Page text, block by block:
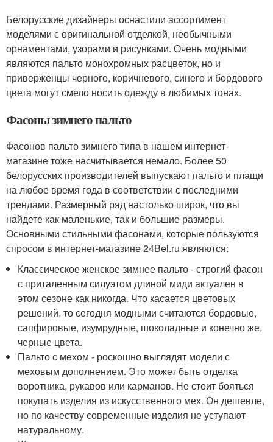
Белорусские дизайнеры оснастили ассортимент
моделями с оригинальной отделкой, необычными
орнаментами, узорами и рисунками. Очень модными
являются пальто монохромных расцветок, но и
приверженцы черного, коричневого, синего и бордового
цвета могут смело носить одежду в любимых тонах.
Фасоны зимнего пальто
Фасонов пальто зимнего типа в нашем интернет-
магазине тоже насчитывается немало. Более 50
белорусских производителей выпускают пальто и плащи
на любое время года в соответствии с последними
трендами. Размерный ряд настолько широк, что вы
найдете как маленькие, так и большие размеры.
Основными стильными фасонами, которые пользуются
спросом в интернет-магазине 24Bel.ru являются:
Классическое женское зимнее пальто - строгий фасон
с приталенным силуэтом длиной миди актуален в
этом сезоне как никогда. Что касается цветовых
решений, то сегодня модными считаются бордовые,
сапфировые, изумрудные, шоколадные и конечно же,
черные цвета.
Пальто с мехом - роскошно выглядят модели с
меховым дополнением. Это может быть отделка
воротника, рукавов или карманов. Не стоит бояться
покупать изделия из искусственного мех. Он дешевле,
но по качеству современные изделия не уступают
натуральному.